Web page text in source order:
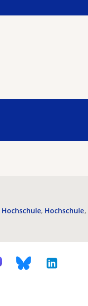
Hochschule Hochschule